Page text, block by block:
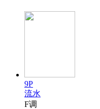
9P
流水
F调